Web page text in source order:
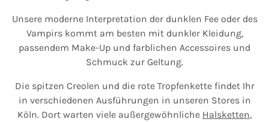
Unsere moderne Interpretation der dunklen Fee oder des
Vampirs kommt am besten mit dunkler Kleidung,
passendem Make-Up und farblichen Accessoires und
Schmuck zur Geltung.
Die spitzen Creolen und die rote Tropfenkette findet Ihr
in verschiedenen Ausführungen in unseren Stores in
Köln. Dort warten viele außergewöhnliche Halsketten,